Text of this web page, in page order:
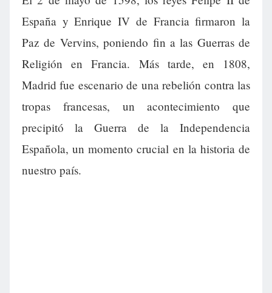
España y Enrique IV de Francia firmaron la
Paz de Vervins, poniendo fin a las Guerras de
Religión en Francia. Más tarde, en 1808,
Madrid fue escenario de una rebelión contra las
tropas francesas, un acontecimiento que
precipitó la Guerra de la Independencia
Española, un momento crucial en la historia de
nuestro país.